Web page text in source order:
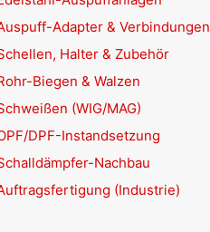
Adapter & Verbindungen
Halter & Zubehör
Biegen & Walzen
(WIG/MAG)
DPF-Instandsetzung
Nachbau
(Industrie)